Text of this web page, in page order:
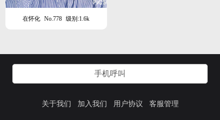
在怀化 No.778 级别:1.6k
手机呼叫
关于我们 加入我们 用户协议 客服管理